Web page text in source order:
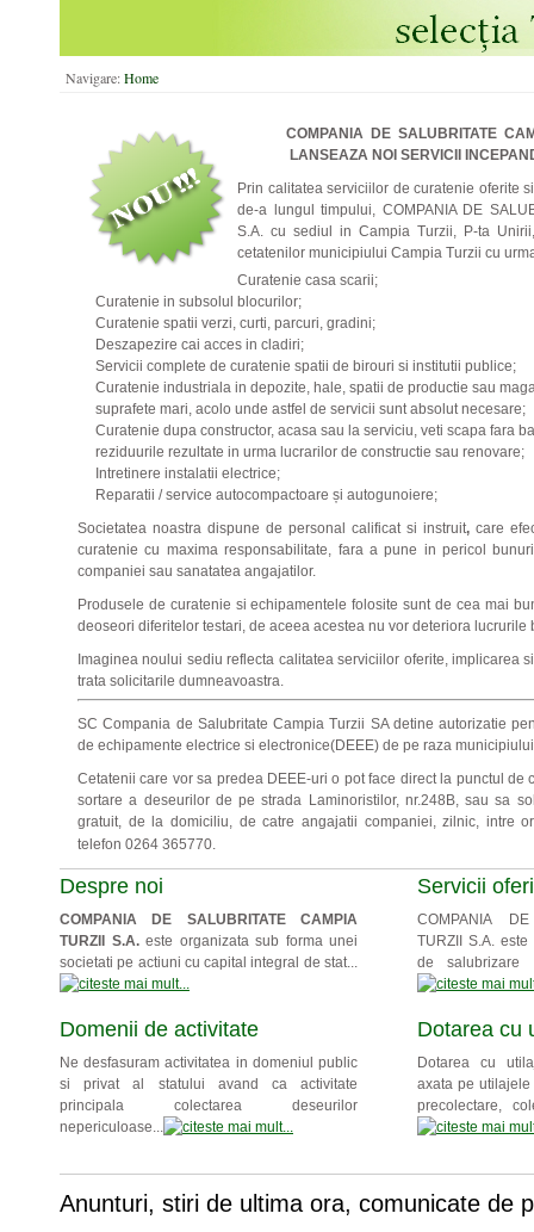
Navigare:Home
COMPANIA DE SALUBRITATE
LANSEAZA NOI SERVICII
Prin calitatea serviciilor de curatenie oferite
de-a lungul timpului, COMPANIA DE
S.A. cu sediul in Campia Turzii, P-ta
cetatenilor municipiului Campia Turzii cu
Curatenie casa scarii;
Curatenie in subsolul blocurilor;
Curatenie spatii verzi, curti, parcuri, gradini;
Deszapezire cai acces in cladiri;
Servicii complete de curatenie spatii de birouri si institutii publice;
Curatenie industriala in depozite, hale, spatii de productie sau
suprafete mari, acolo unde astfel de servicii sunt absolut necesare;
Curatenie dupa constructor, acasa sau la serviciu, veti scapa fara
reziduurile rezultate in urma lucrarilor de constructie sau renovare;
Intretinere instalatii electrice;
Reparatii / service autocompactoare și autogunoiere;
Societatea noastra dispune de personal calificat si instruit, care
curatenie cu maxima responsabilitate, fara a pune in pericol
companiei sau sanatatea angajatilor.
Produsele de curatenie si echipamentele folosite sunt de cea mai
deoseori diferitelor testari, de aceea acestea nu vor deteriora lucrurile
Imaginea noului sediu reflecta calitatea serviciilor oferite, implicarea
trata solicitarile dumneavoastra.
SC Compania de Salubritate Campia Turzii SA detine autorizatie
de echipamente electrice si electronice(DEEE) de pe raza
Cetatenii care vor sa predea DEEE-uri o pot face direct la punctul de
sortare a deseurilor de pe strada Laminoristilor, nr.248B, sau sa
gratuit, de la domiciliu, de catre angajatii companiei, zilnic, intre
telefon 0264 365770.
Despre noi
COMPANIA DE SALUBRITATE CAMPIA
TURZII S.A.este organizata sub forma unei
societati pe actiuni cu capital integral de stat...
Servicii
COMPANIA
TURZII S.A.
de salubrizare
Domenii de activitate
Ne desfasuram activitatea in domeniul public
si privat al statului avand ca activitate
principala colectarea deseurilor
nepericuloase...
Dotarea cu
Dotarea cu
axata pe
precolectare,
Anunturi, stiri de ultima ora, comunicate de